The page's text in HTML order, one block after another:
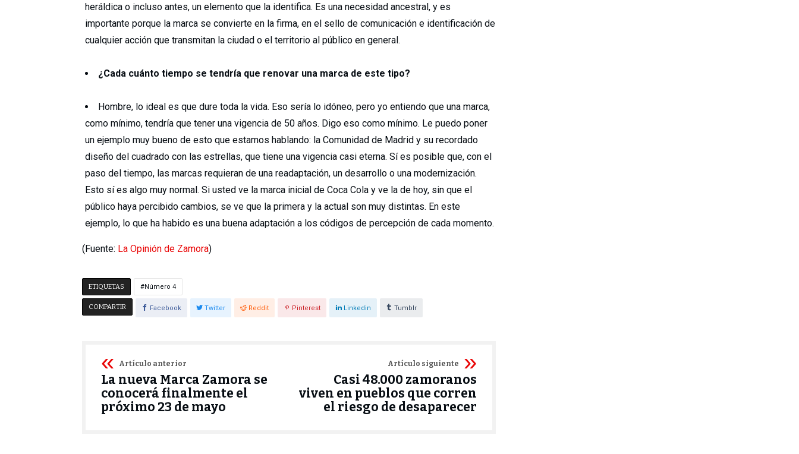
heráldica o incluso antes, un elemento que la identifica. Es una necesidad ancestral, y es
importante porque la marca se convierte en la firma, en el sello de comunicación e identificación de
cualquier acción que transmitan la ciudad o el territorio al público en general.
¿Cada cuánto tiempo se tendría que renovar una marca de este tipo?
Hombre, lo ideal es que dure toda la vida. Eso sería lo idóneo, pero yo entiendo que una marca,
como mínimo, tendría que tener una vigencia de 50 años. Digo eso como mínimo. Le puedo poner
un ejemplo muy bueno de esto que estamos hablando: la Comunidad de Madrid y su recordado
diseño del cuadrado con las estrellas, que tiene una vigencia casi eterna. Sí es posible que, con el
paso del tiempo, las marcas requieran de una readaptación, un desarrollo o una modernización.
Esto sí es algo muy normal. Si usted ve la marca inicial de Coca Cola y ve la de hoy, sin que el
público haya percibido cambios, se ve que la primera y la actual son muy distintas. En este
ejemplo, lo que ha habido es una buena adaptación a los códigos de percepción de cada momento.
(Fuente: La Opinión de Zamora)
ETIQUETAS Número 4
COMPARTIR Facebook Twitter Reddit Pinterest Linkedin Tumblr
Artículo anterior
La nueva Marca Zamora se
conocerá finalmente el
próximo 23 de mayo
Artículo siguiente
Casi 48.000 zamoranos
viven en pueblos que corren
el riesgo de desaparecer